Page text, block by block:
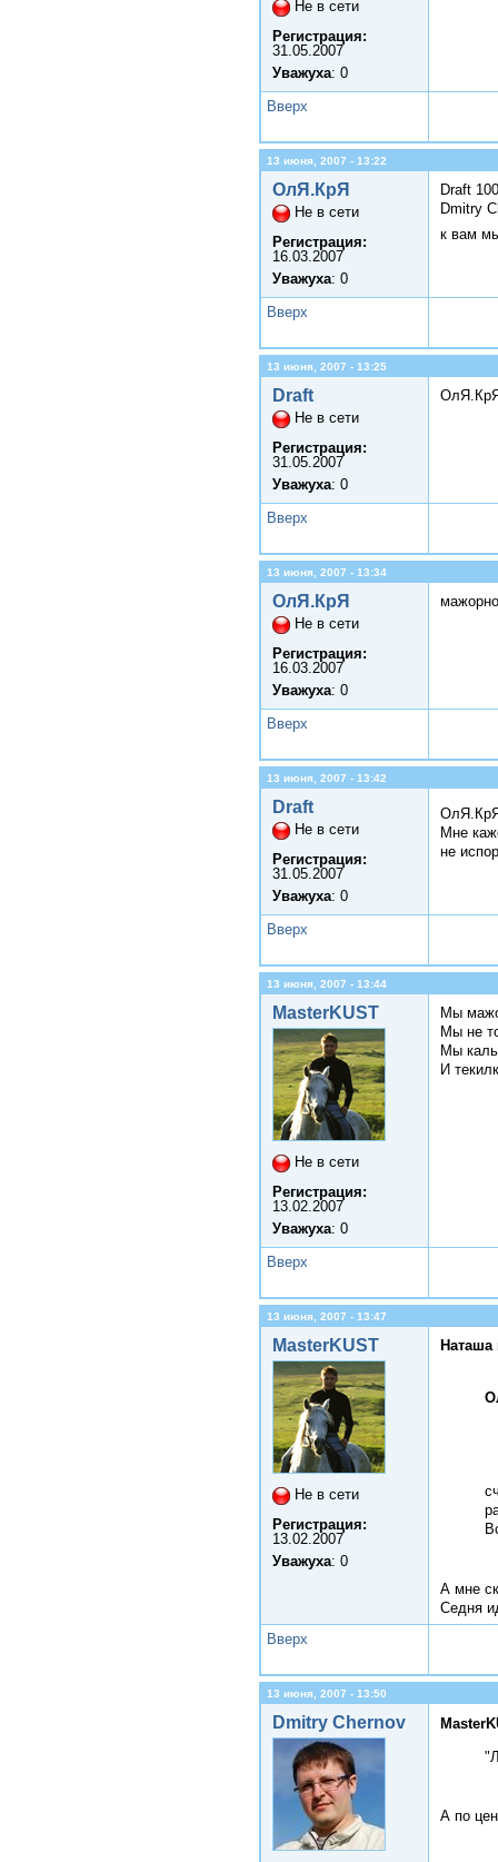
Не в сети
Регистрация:
31.05.2007
Уважуха: 0
Вверх
13 июня, 2007 - 13:22
ОлЯ.КрЯ
Не в сети
Регистрация:
16.03.2007
Уважуха: 0
Draft
Dmitry
к вам
Вверх
13 июня, 2007 - 13:25
Draft
Не в сети
Регистрация:
31.05.2007
Уважуха: 0
Вверх
13 июня, 2007 - 13:34
ОлЯ.КрЯ
Не в сети
Регистрация:
16.03.2007
Уважуха: 0
Вверх
13 июня, 2007 - 13:42
Draft
Не в сети
Регистрация:
31.05.2007
Уважуха: 0
Мне
не
Вверх
13 июня, 2007 - 13:44
MasterKUST
Не в сети
Регистрация:
13.02.2007
Уважуха: 0
Мы
Мы не
Мы
И
Вверх
13 июня, 2007 - 13:47
MasterKUST
Не в сети
Регистрация:
13.02.2007
Уважуха: 0
Наташа
А мне
Седня
Вверх
13 июня, 2007 - 13:50
Dmitry Chernov
А по